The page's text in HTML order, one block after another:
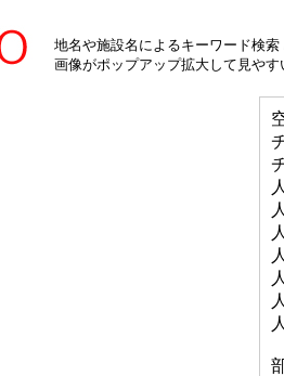
地名や施設名によるキーワード検
画像がポップアップ拡大して見やす